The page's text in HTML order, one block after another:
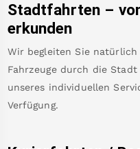
Stadtfahrten –
erkunden
Wir begleiten Sie
Fahrzeuge durch die
unseres individuellen
Verfügung.